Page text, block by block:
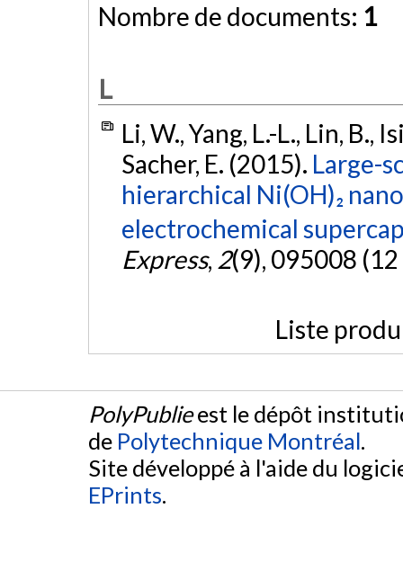
Nombre de documents: 1
L
Li, W., Yang, L.-L., Lin, B.,
Sacher, E. (2015). Large-
hierarchical Ni(OH)₂
electrochemical
Express, 2(9), 095008
Liste
PolyPublieest le dépôt
de Polytechnique Montréal.
Site développé à l'aide du
EPrints.